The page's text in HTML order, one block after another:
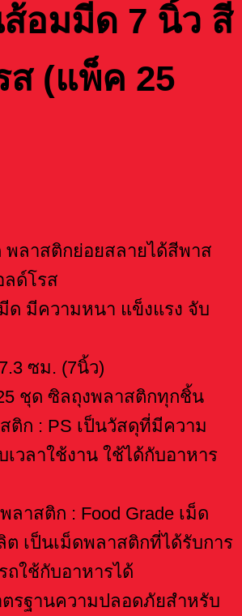
อมมีด 7 นิ้ว สี
ส (แพ็ค 25
ลาสติกย่อยสลายได้สีพาส
ด์โรส
มีความหนา แข็งแรง จับ
ซม. (7นิ้ว)
ชุด ซิลถุงพลาสติกทุกชิ้น
ติก : PS เป็นวัสดุที่มีความ
วลาใช้งาน ใช้ได้กับอาหาร
าสติก : Food Grade เม็ด
เป็นเม็ดพลาสติกที่ได้รับการ
ถใช้กับอาหารได้
รฐานความปลอดภัยสำหรับ